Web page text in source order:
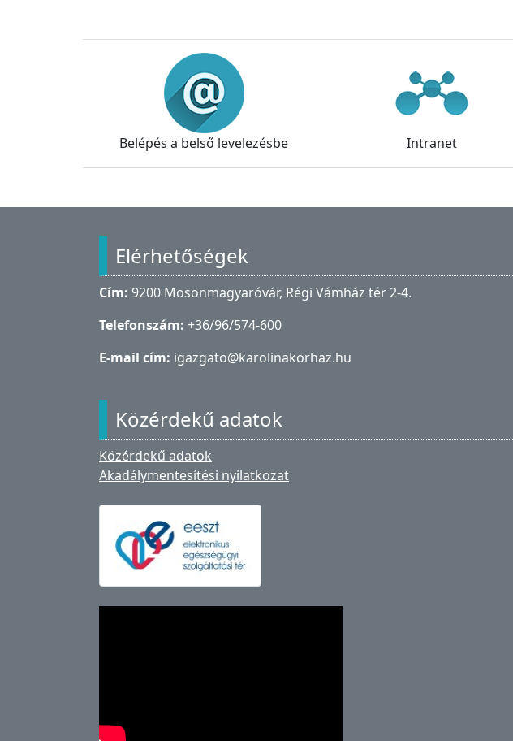
Információk
Belépés a belső levelezésbe Intranet
Elérhetőségek
Cím: 9200 Mosonmagyaróvár, Régi Vámház tér 2-4.
Telefonszám: +36/96/574-600
E-mail cím: igazgato@karolinakorhaz.hu
Közérdekű adatok
Közérdekű adatok
Akadálymentesítési nyilatkozat